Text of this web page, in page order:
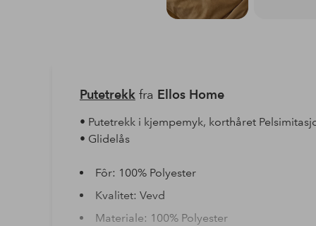
Putetrekkfra Ellos Home
• Putetrekk i kjempemyk, korthåret
• Glidelås
Fôr: 100% Polyester
Kvalitet: Vevd
Materiale: 100% Polyester